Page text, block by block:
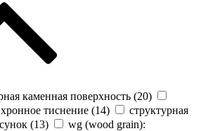
каменная поверхность (20)
тиснение (14)
структурная
(13)
wg (wood grain):